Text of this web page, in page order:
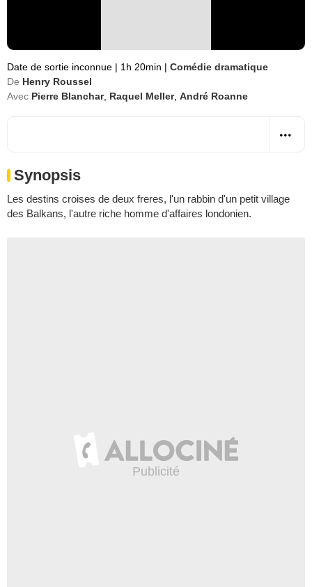
Date de sortie inconnue | 1h 20min | Comédie dramatique
De Henry Roussel
Avec Pierre Blanchar, Raquel Meller, André Roanne
Synopsis
Les destins croises de deux freres, l'un rabbin d'un petit village
des Balkans, l'autre riche homme d'affaires londonien.